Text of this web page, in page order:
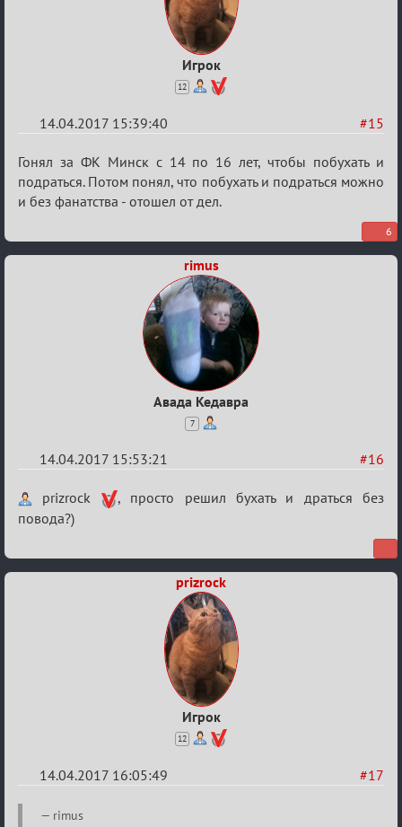
Игрок
12
#15
14.04.2017 15:39:40
Re:
Околофутбольщики
есть?
Гонял за ФК Минск с 14 по 16 лет, чтобы побухать и
подраться. Потом понял, что побухать и подраться можно
и без фанатства - отошел от дел.
6
rimus
Авада Кедавра
7
#16
14.04.2017 15:53:21
Re:
Околофутбольщики
prizrock
, просто решил бухать и драться без
повода?)
prizrock
Игрок
12
#17
14.04.2017 16:05:49
Re:
rimus